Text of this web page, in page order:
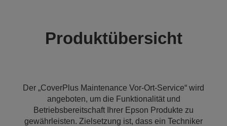
Produktübersicht
Der „CoverPlus Maintenance Vor-Ort-Service“ wird
angeboten, um die Funktionalität und
Betriebsbereitschaft Ihrer Epson Produkte zu
gewährleisten. Zielsetzung ist, dass ein Techniker